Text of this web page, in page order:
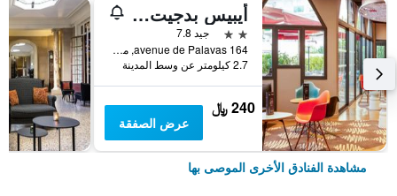
أيبيس بدجيت مونتبيلر سود بري دارين
2 نجمتين
جيد 7.8
164 avenue de Palavas, مونبيلييه, إقليم هيرولت, فرنسا
2.7 كيلومتر عن وسط المدينة
240 ﷼
عرض الصفقة
مشاهدة الفنادق الأخرى الموصى بها